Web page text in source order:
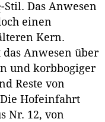
-Stil. Das Anwesen
einen
Kern.
Anwesen über
und korbbogiger
Reste von
Hofeinfahrt
Nr. 12, von